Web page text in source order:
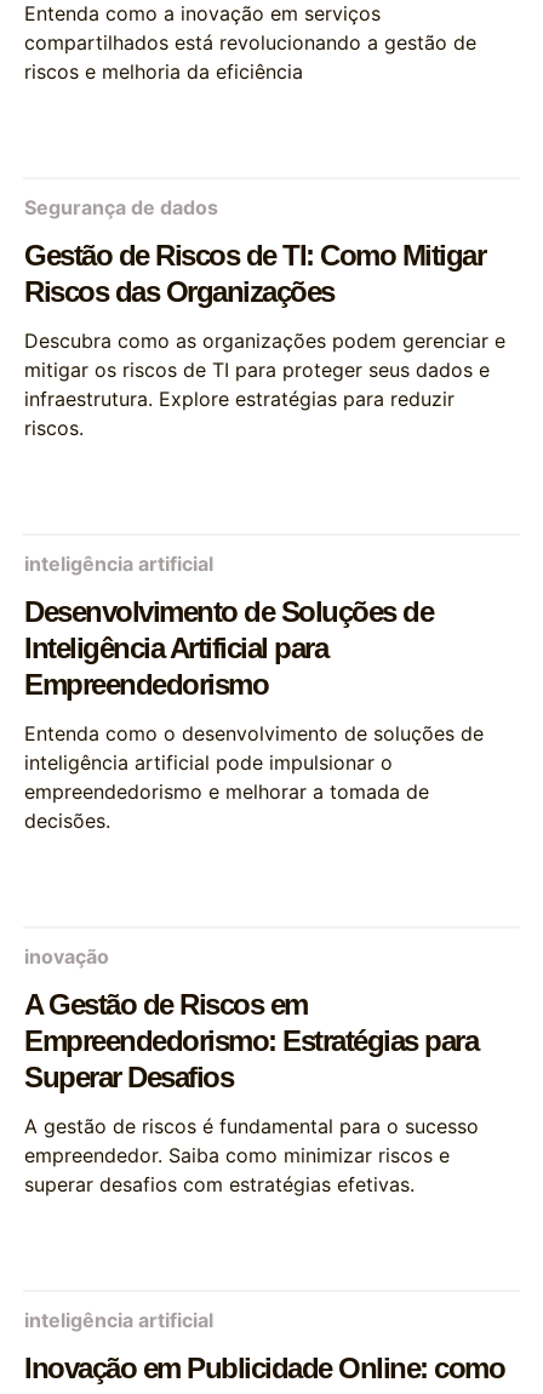
Entenda como a inovação em serviços
compartilhados está revolucionando a gestão de
riscos e melhoria da eficiência
Segurança de dados
Gestão de Riscos de TI: Como Mitigar
Riscos das Organizações
Descubra como as organizações podem gerenciar e
mitigar os riscos de TI para proteger seus dados e
infraestrutura. Explore estratégias para reduzir
riscos.
inteligência artificial
Desenvolvimento de Soluções de
Inteligência Artificial para
Empreendedorismo
Entenda como o desenvolvimento de soluções de
inteligência artificial pode impulsionar o
empreendedorismo e melhorar a tomada de
decisões.
inovação
A Gestão de Riscos em
Empreendedorismo: Estratégias para
Superar Desafios
A gestão de riscos é fundamental para o sucesso
empreendedor. Saiba como minimizar riscos e
superar desafios com estratégias efetivas.
inteligência artificial
Inovação em Publicidade Online: como